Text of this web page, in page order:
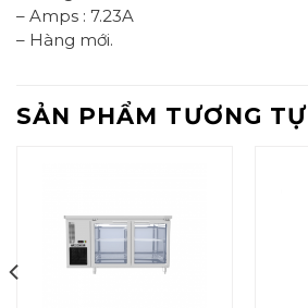
– Amps : 7.23A
– Hàng mới.
SẢN PHẨM TƯƠNG TỰ